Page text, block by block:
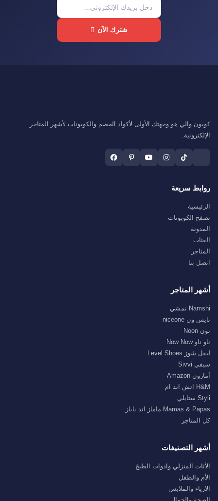
شترك الآن
كوبون والي هو وجهتك الأولى لأكواد الخصم والكوبونات لأشهر المتاجر
الإلكترونية.
روابط سريعة
الرئيسية
تصفح الكوبونات
المدونة
الفئات
المتاجر
اتصل بنا
أشهر المتاجر
Namshi نمشي
نايس ون niceone
نون Noon
ناو ناو Now Now
ليفل شوز Level Shoes
سيفي Sivvi
أمازون-Amazon
H&M اتش اند ام
Styli ستايلي
Mamas & Papas ماماز اند باباز
كل المتاجر
أشهر التصنيفات
الأثاث المنزلي وادوات الطبخ
الأم والطفل
الازياء والملابس